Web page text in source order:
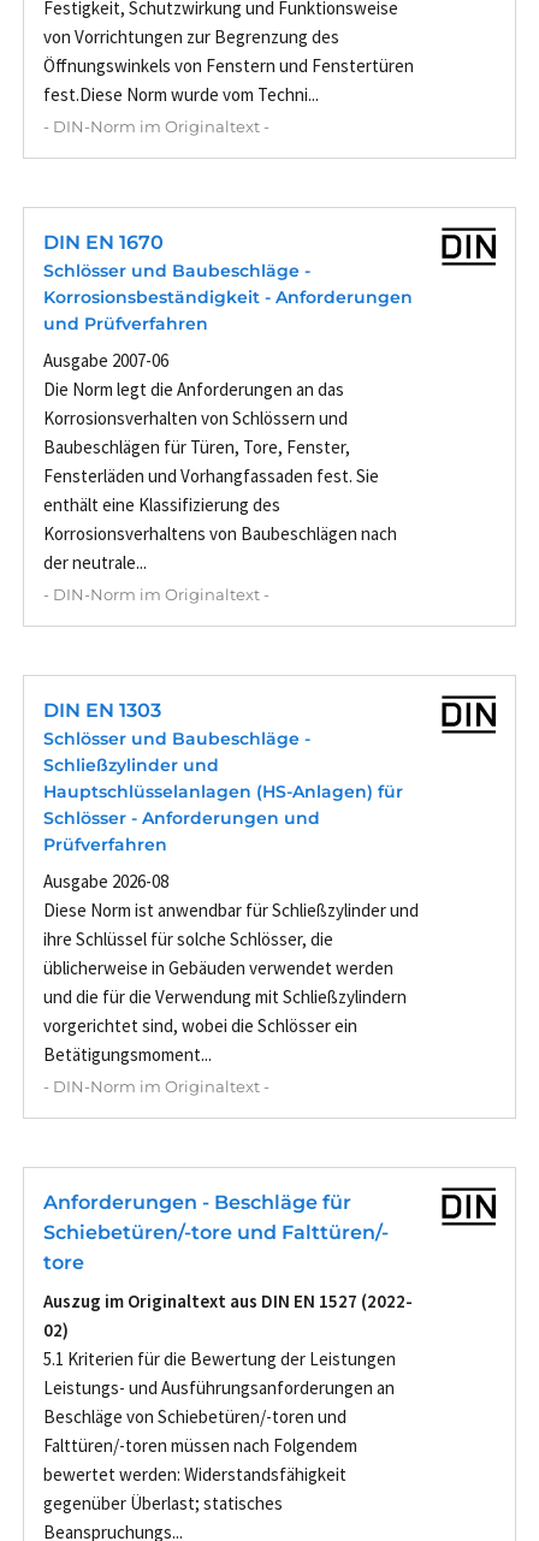
Festigkeit, Schutzwirkung und Funktionsweise
von Vorrichtungen zur Begrenzung des
Öffnungswinkels von Fenstern und Fenstertüren
fest.Diese Norm wurde vom Techni...
- DIN-Norm im Originaltext -
DIN EN 1670
Schlösser und Baubeschläge -
Korrosionsbeständigkeit - Anforderungen
und Prüfverfahren
Ausgabe 2007-06
Die Norm legt die Anforderungen an das
Korrosionsverhalten von Schlössern und
Baubeschlägen für Türen, Tore, Fenster,
Fensterläden und Vorhangfassaden fest. Sie
enthält eine Klassifizierung des
Korrosionsverhaltens von Baubeschlägen nach
der neutrale...
- DIN-Norm im Originaltext -
DIN EN 1303
Schlösser und Baubeschläge -
Schließzylinder und
Hauptschlüsselanlagen (HS-Anlagen) für
Schlösser - Anforderungen und
Prüfverfahren
Ausgabe 2026-08
Diese Norm ist anwendbar für Schließzylinder und
ihre Schlüssel für solche Schlösser, die
üblicherweise in Gebäuden verwendet werden
und die für die Verwendung mit Schließzylindern
vorgerichtet sind, wobei die Schlösser ein
Betätigungsmoment...
- DIN-Norm im Originaltext -
Anforderungen - Beschläge für
Schiebetüren/-tore und Falttüren/-
tore
Auszug im Originaltext aus DIN EN 1527 (2022-
02)
5.1 Kriterien für die Bewertung der Leistungen
Leistungs- und Ausführungsanforderungen an
Beschläge von Schiebetüren/-toren und
Falttüren/-toren müssen nach Folgendem
bewertet werden: Widerstandsfähigkeit
gegenüber Überlast; statisches
Beanspruchungs...